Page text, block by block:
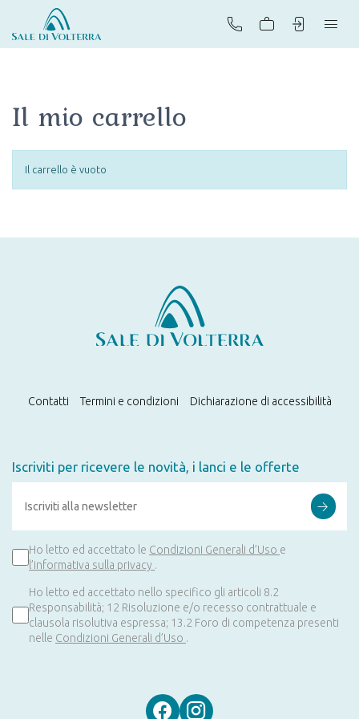
Prodotti
alimentari
Birra
VISITA LE SALINE
Il mio carrello
Il carrello è vuoto
Iscriviti per ricevere le novità, i lanci e le offerte
Ho letto ed accettato le Condizioni Generali d’Uso e
l’informativa sulla privacy .
Ho letto ed accettato nello specifico gli articoli 8.2
Responsabilità; 12 Risoluzione e/o recesso contrattuale e
clausola risolutiva espressa; 13.2 Foro di competenza presenti
nelle Condizioni Generali d’Uso .
Contatti Termini e condizioni Dichiarazione di accessibilità